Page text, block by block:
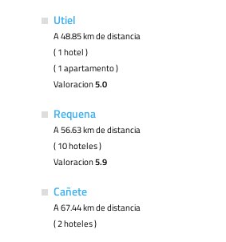
Utiel
A 48.85 km de distancia
( 1 hotel )
( 1 apartamento )
Valoracion5.0
Requena
A 56.63 km de distancia
( 10 hoteles )
Valoracion5.9
Cañete
A 67.44 km de distancia
( 2 hoteles )